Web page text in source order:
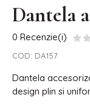
Dantela
0 Recenzie(i)
COD: DA157
Dantela
design plin si